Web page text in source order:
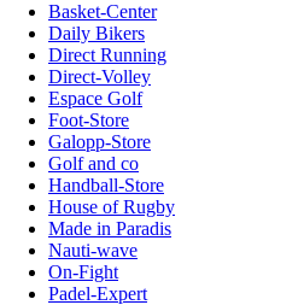
Basket-Center
Daily Bikers
Direct Running
Direct-Volley
Espace Golf
Foot-Store
Galopp-Store
Golf and co
Handball-Store
House of Rugby
Made in Paradis
Nauti-wave
On-Fight
Padel-Expert